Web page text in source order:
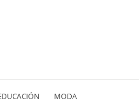
MODA